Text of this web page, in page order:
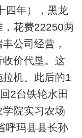
四年），黑龙
花费22250两
公司经营，
价代垦。这
机。此后的1
2台铁轮水田
院实习农场
呼玛县县长孙